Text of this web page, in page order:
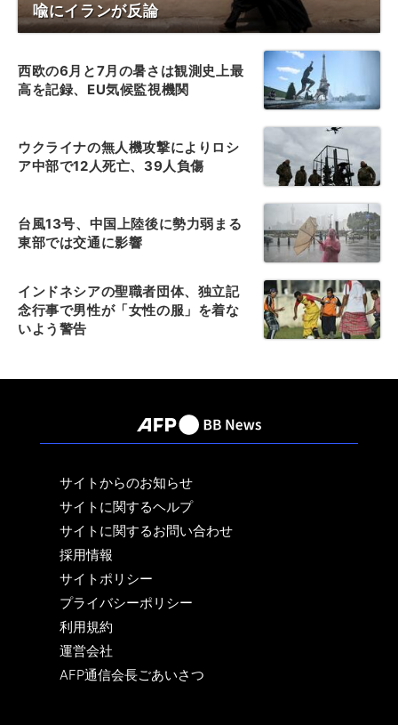
喩にイランが反論
西欧の6月と7月の暑さは観測史上最
高を記録、EU気候監視機関
ウクライナの無人機攻撃によりロシ
ア中部で12人死亡、39人負傷
台風13号、中国上陸後に勢力弱まる
東部では交通に影響
インドネシアの聖職者団体、独立記
念行事で男性が「女性の服」を着な
いよう警告
サイトからのお知らせ
サイトに関するヘルプ
サイトに関するお問い合わせ
採用情報
サイトポリシー
プライバシーポリシー
利用規約
運営会社
AFP通信会長ごあいさつ